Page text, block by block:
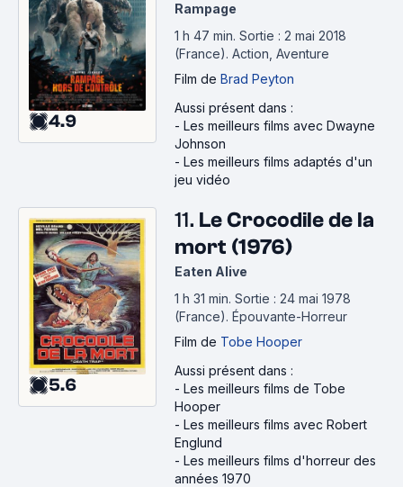
4.9
Rampage
1 h 47 min. Sortie : 2 mai 2018
(France). Action, Aventure
Film de Brad Peyton
Aussi présent dans :
- Les meilleurs films avec Dwayne
Johnson
- Les meilleurs films adaptés d'un
jeu vidéo
5.6
11. Le Crocodile de la
mort (1976)
Eaten Alive
1 h 31 min. Sortie : 24 mai 1978
(France). Épouvante-Horreur
Film de Tobe Hooper
Aussi présent dans :
- Les meilleurs films de Tobe
Hooper
- Les meilleurs films avec Robert
Englund
- Les meilleurs films d'horreur des
années 1970